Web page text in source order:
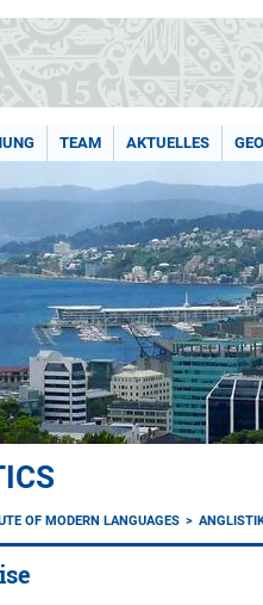
TEAM AKTUELLES
OF MODERN LANGUAGES